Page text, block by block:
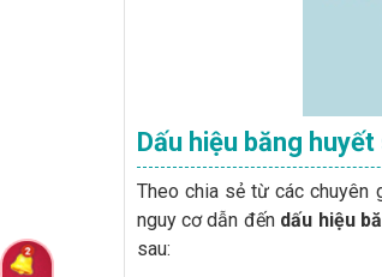
Dấu hiệu băng
Theo chia sẻ từ các chuyên
nguy cơ dẫn đến dấu hiệu
sau: